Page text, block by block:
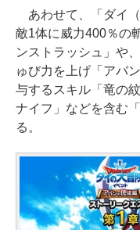
あわせて、「ダイ（
敵1体に威力400％の
ンストラッシュ」や
ゅび力を上げ「アバ
与するスキル「竜の
ナイフ」などを含む
る。